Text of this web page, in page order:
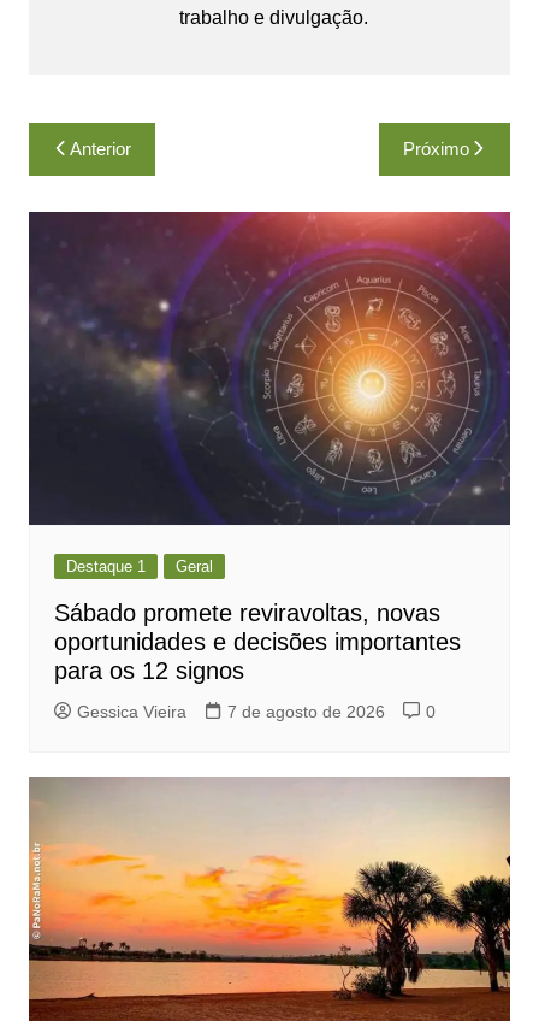
trabalho e divulgação.
Navegação
de
Post
Anterior Próximo
Destaque 1 Geral
Sábado promete reviravoltas, novas
oportunidades e decisões importantes
para os 12 signos
Gessica Vieira 7 de agosto de 2026 0